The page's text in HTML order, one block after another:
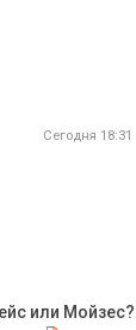
Сегодня 18:31
или